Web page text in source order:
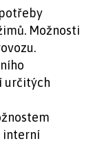
Možnosti
určitých
interní